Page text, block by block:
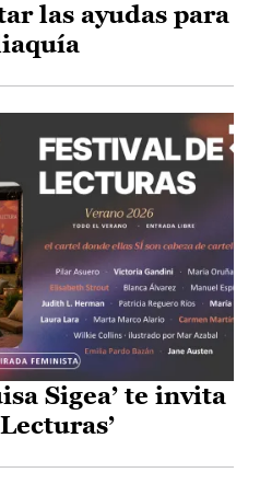
las ayudas para
Sigea’ te invita